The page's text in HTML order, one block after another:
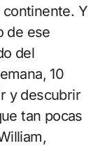
continente. Y
de ese
del
10
y descubrir
tan pocas